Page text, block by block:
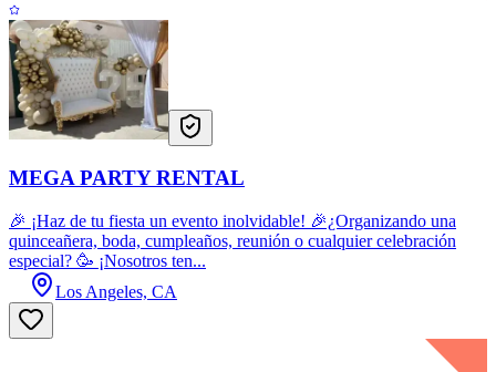
MEGA PARTY RENTAL
🎉 ¡Haz de tu fiesta un evento inolvidable! 🎉¿Organizando una
quinceañera, boda, cumpleaños, reunión o cualquier celebración
especial? 🥳 ¡Nosotros ten...
Los Angeles, CA